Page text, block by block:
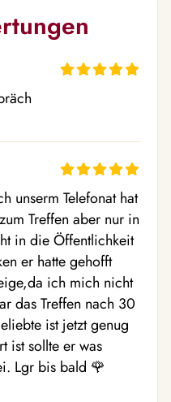
unserm Telefonat hat
Treffen aber nur in
in die Öffentlichkeit
er hatte gehofft
ich mich nicht
das Treffen nach 30
ist jetzt genug
ist sollte er was
Lgr bis bald 🌹